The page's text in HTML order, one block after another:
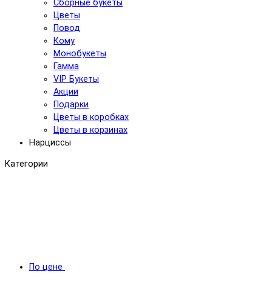
Сборные букеты
Цветы
Повод
Кому
Монобукеты
Гамма
VIP Букеты
Акции
Подарки
Цветы в коробках
Цветы в корзинах
Нарциссы
Категории
По цене